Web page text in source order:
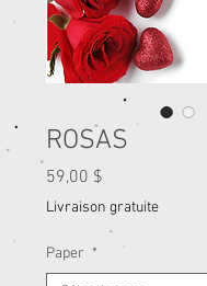
ROSAS
59,00 $
Livraison gratuite
Paper *